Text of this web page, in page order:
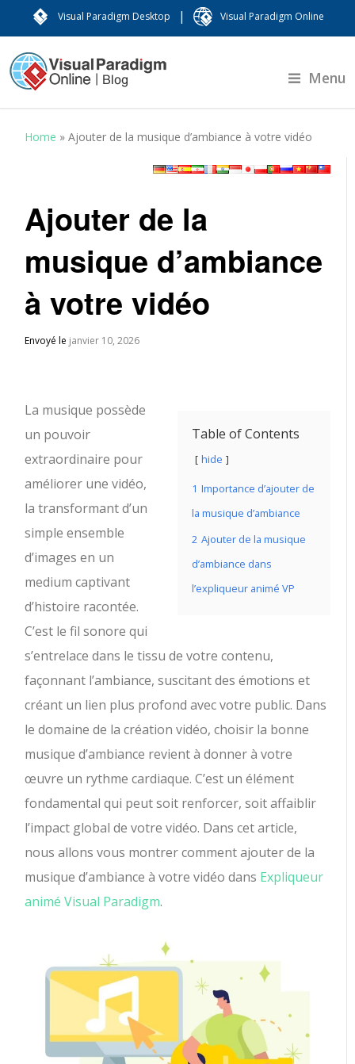
Visual Paradigm Desktop | Visual Paradigm Online
Menu
Home »Ajouter de la musique d’ambiance à votre vidéo
Ajouter de la
musique d’ambiance
à votre vidéo
Envoyé le janvier 10, 2026
Table of Contents
hide
1 Importance d’ajouter de
la musique d’ambiance
2 Ajouter de la musique
d’ambiance dans
l’expliqueur animé VP
La musique possède
un pouvoir
extraordinaire pour
améliorer une vidéo,
la transformant d’un
simple ensemble
d’images en un
medium captivant
d’histoire racontée.
C’est le fil sonore qui
s’entrelace dans le tissu de votre contenu,
façonnant l’ambiance, suscitant des émotions et
créant un lien plus profond avec votre public. Dans
le domaine de la création vidéo, choisir la bonne
musique d’ambiance revient à donner à votre
œuvre un rythme cardiaque. C’est un élément
fondamental qui peut soit renforcer, soit affaiblir
l’impact global de votre vidéo. Dans cet article,
nous allons vous montrer comment ajouter de la
musique d’ambiance à votre vidéo dans Expliqueur
animé Visual Paradigm.